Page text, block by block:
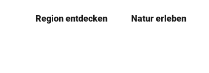
Region entdecken Natur erleben